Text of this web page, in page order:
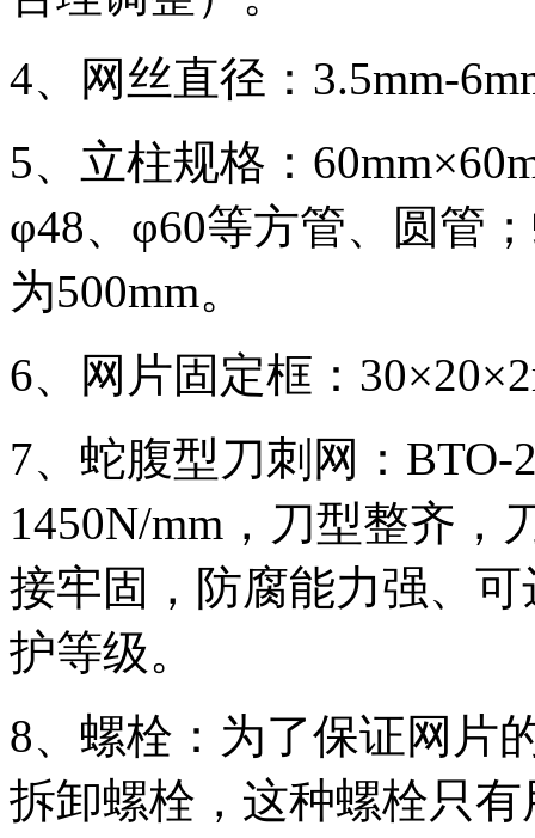
4、网丝直径：3.5mm-
5、立柱规格：
φ48、φ60等方管、圆管
为500mm。
6、网片固定框：
7、蛇腹型刀刺网：
1450N/mm，刀型整齐，
接牢固，防腐能力强、
护等级。
8、螺栓：为了保证网片
拆卸螺栓，这种螺栓只